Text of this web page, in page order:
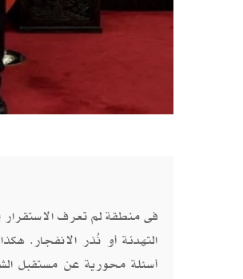
فى منطقة لم تعرف
التهدئة أو نُذر الانفجار.
أسئلة محورية عن مستقبل